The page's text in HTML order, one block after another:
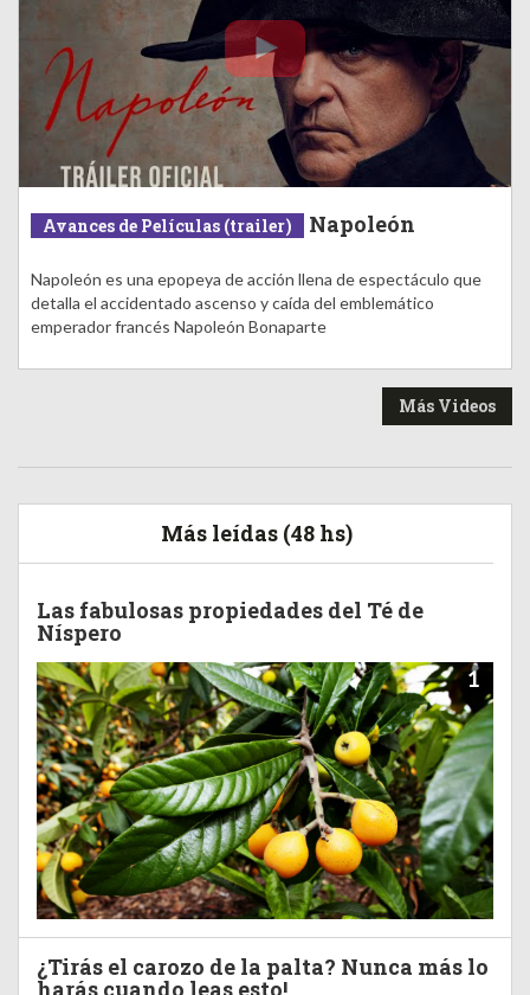
Avances de Películas (trailer) Napoleón
Napoleón es una epopeya de acción llena de espectáculo que
detalla el accidentado ascenso y caída del emblemático
emperador francés Napoleón Bonaparte
Más Videos
Más leídas (48 hs)
Las fabulosas propiedades del Té de
Níspero
1
¿Tirás el carozo de la palta? Nunca más lo
harás cuando leas esto!